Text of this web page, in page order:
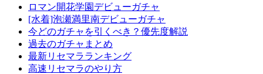
ロマン開花学園デビューガチャ
[水着]泡瀬満里南デビューガチャ
今どのガチャを引くべき？優先度解説
過去のガチャまとめ
最新リセマラランキング
高速リセマラのやり方